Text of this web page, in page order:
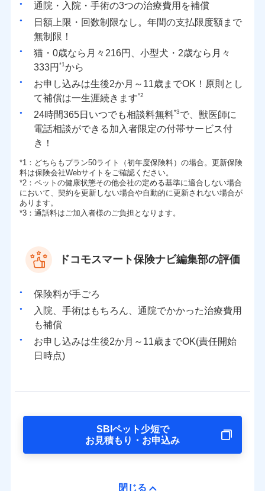
通院・入院・手術の3つの治療費用を補償
日額上限・回数制限なし。年間の支払限度額まで
無制限！
猫・0歳なら月々216円、小型犬・2歳なら月々
333円 *1から
お申し込みは生後2か月～11歳までOK！原則とし
て補償は一生涯続きます*2
24時間365日いつでも相談料無料*3で、獣医師に
電話相談ができる加入者限定の付帯サービス付
き！
*1：どちらもプラン50ライト（初年度保険料）の場合。更新保険
料は保険会社Webサイトをご確認ください。
*2：ペットの健康状態その他会社の定める基準に適合しない場合
において、契約を更新しない場合や自動的に更新されない場合が
あります。
*3：通話料はご加入者様のご負担となります。
ドコモスマート保険ナビ編集部の評価
保険料が手ごろ
入院、手術はもちろん、通院でかかった治療費用
も補償
お申し込みは生後2か月～11歳までOK(責任開始
日時点)
閉じる
SBIペット少短で
お見積もり・お申込み